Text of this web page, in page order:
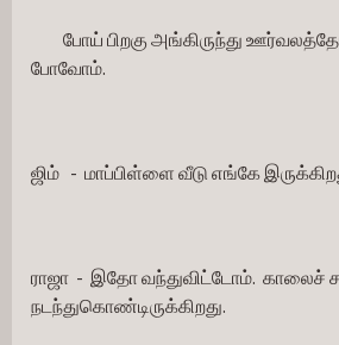
போய் பிறகு அங்கிருந்து
போவோம்.
ஜிம்   -  மாப்பிள்ளை வீடு எங்கே
ராஜா  -  இதோ வந்துவிட்டோம்.  காலைச்
நடந்துகொண்டிருக்கிறது.